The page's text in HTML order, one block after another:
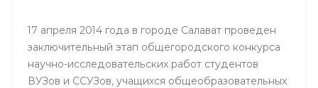
17 апреля 2014 года в городе Салават проведен
заключительный этап общегородского конкурса
научно-исследовательских работ студентов
ВУЗов и ССУЗов, учащихся общеобразовательных